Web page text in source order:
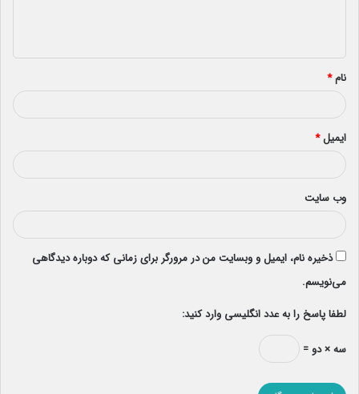
*
نام*
ایمیل*
وب‌ سایت
ذخیره نام، ایمیل و وبسایت من در مرورگر برای زمانی که دوباره دیدگاهی
می‌نویسم.
لطفا پاسخ را به عدد انگلیسی وارد کنید:
سه × دو =